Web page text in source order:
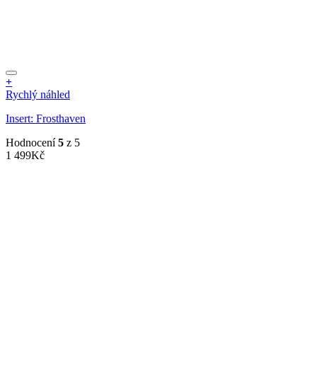
+
Rychlý náhled
Insert: Frosthaven
Hodnocení5 z 5
1 499Kč